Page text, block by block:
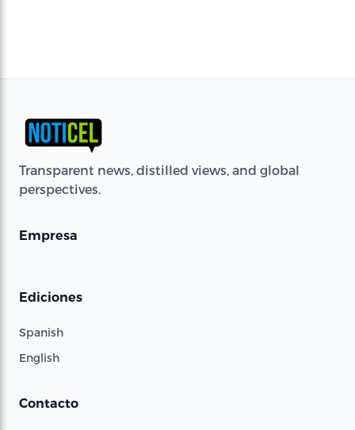
Transparent news, distilled views, and global
perspectives.
Empresa
Ediciones
Spanish
English
Contacto